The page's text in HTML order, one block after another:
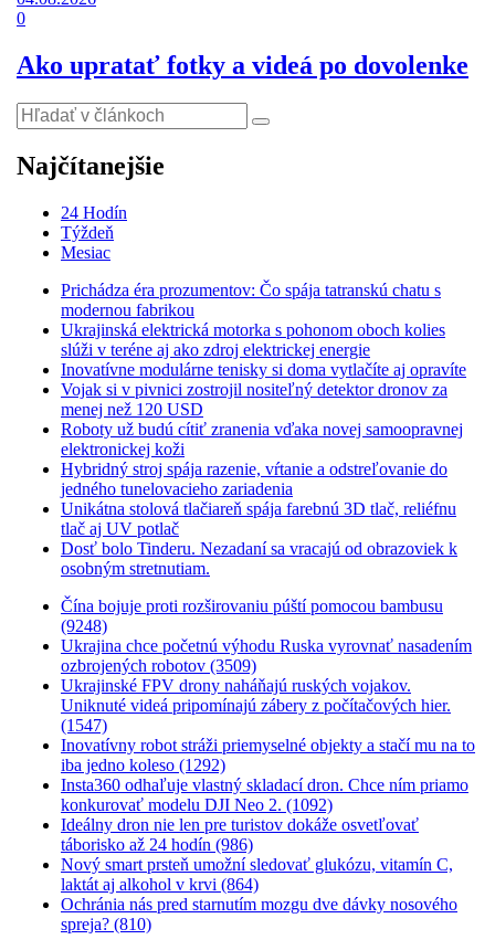
0
Ako upratať fotky a videá po dovolenke
Najčítanejšie
24 Hodín
Týždeň
Mesiac
Prichádza éra prozumentov: Čo spája tatranskú chatu s
modernou fabrikou
Ukrajinská elektrická motorka s pohonom oboch kolies
slúži v teréne aj ako zdroj elektrickej energie
Inovatívne modulárne tenisky si doma vytlačíte aj opravíte
Vojak si v pivnici zostrojil nositeľný detektor dronov za
menej než 120 USD
Roboty už budú cítiť zranenia vďaka novej samoopravnej
elektronickej koži
Hybridný stroj spája razenie, vŕtanie a odstreľovanie do
jedného tunelovacieho zariadenia
Unikátna stolová tlačiareň spája farebnú 3D tlač, reliéfnu
tlač aj UV potlač
Dosť bolo Tinderu. Nezadaní sa vracajú od obrazoviek k
osobným stretnutiam.
Čína bojuje proti rozširovaniu púští pomocou bambusu
(9248)
Ukrajina chce početnú výhodu Ruska vyrovnať nasadením
ozbrojených robotov (3509)
Ukrajinské FPV drony naháňajú ruských vojakov.
Uniknuté videá pripomínajú zábery z počítačových hier.
(1547)
Inovatívny robot stráži priemyselné objekty a stačí mu na to
iba jedno koleso (1292)
Insta360 odhaľuje vlastný skladací dron. Chce ním priamo
konkurovať modelu DJI Neo 2. (1092)
Ideálny dron nie len pre turistov dokáže osvetľovať
táborisko až 24 hodín (986)
Nový smart prsteň umožní sledovať glukózu, vitamín C,
laktát aj alkohol v krvi (864)
Ochránia nás pred starnutím mozgu dve dávky nosového
spreja? (810)